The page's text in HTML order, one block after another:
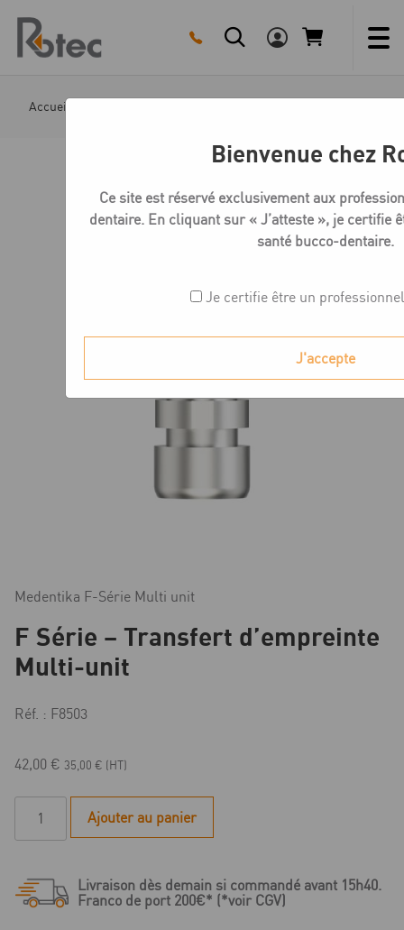
content
Accueil
Medentika F-Série Multi unit
F Série – Transfert d’empreinte
Multi-unit
Réf. : F8503
42,00 € 35,00 € (HT)
-
Ajouter au panier
Livraison dès demain si commandé avant 15h40.
Franco de port 200€* (*voir CGV)
Bienvenue chez
Ce site est réservé exclusivement aux
dentaire. En cliquant sur « J’atteste », je certifie
santé bucco-dentaire.
Je certifie être un
J'accepte